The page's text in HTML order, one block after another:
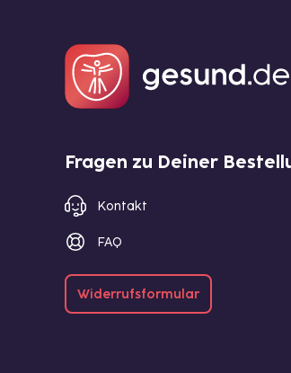
Fragen zu Deiner
Kontakt
FAQ
Widerrufsformular